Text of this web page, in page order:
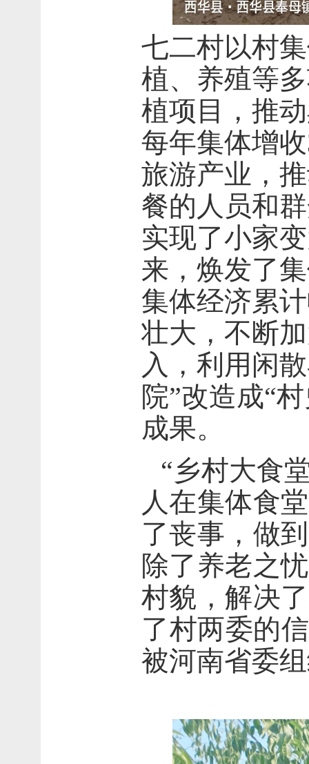
七二村以村
植、养殖等
植项目，推
每年集体增
旅游产业，
餐的人员和
实现了小家
来，焕发了
集体经济累
壮大，不断
入，利用闲
院”改造成“
成果。
“乡村大食
人在集体食
了丧事，做
除了养老之
村貌，解决
了村两委的
被河南省委